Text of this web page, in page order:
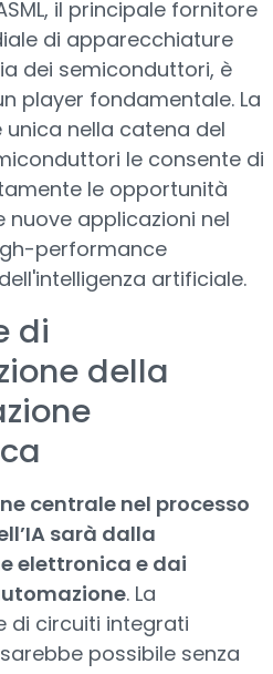
il principale fornitore
di apparecchiature
dei semiconduttori, è
player fondamentale. La
unica nella catena del
le consente di
le opportunità
nuove applicazioni nel
performance
artificiale.
di
della
centrale nel processo
sarà dalla
elettronica e dai
. La
di circuiti integrati
possibile senza